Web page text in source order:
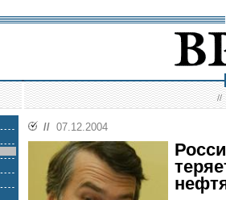
//
// 07.12.2004